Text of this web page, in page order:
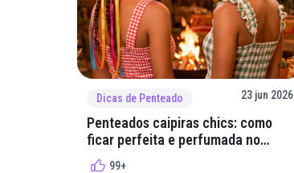
Dicas de Penteado 23 jun 2026
Penteados caipiras chics: como
ficar perfeita e perfumada no
arraial
99+